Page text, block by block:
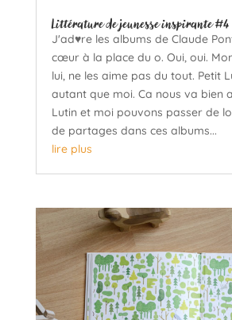
Littérature de jeunesse inspirante #4
J'ad♥re les albums de Claude
cœur à la place du o. Oui, oui.
lui, ne les aime pas du tout. Petit
autant que moi. Ca nous va bien
Lutin et moi pouvons passer de
de partages dans ces albums...
lire plus